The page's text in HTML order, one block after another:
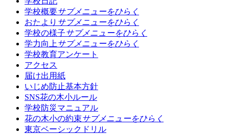
学校概要サブメニューをひらく
おたより サブメニューをひらく
学校の様子サブメニューをひらく
学力向上 サブメニューをひらく
学校教育アンケート
アクセス
届け出用紙
いじめ防止基本方針
SNS花の木小ルール
学校防災マニュアル
花の木小の約束サブメニューをひらく
東京ベーシックドリル